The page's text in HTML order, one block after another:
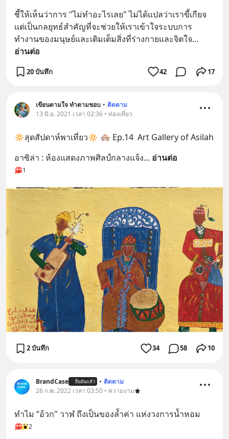
ชี้ให้เห็นว่าการ "ไม่ทำอะไรเลย" ไม่ได้แปลว่าเราขี้เกียจ
แต่เป็นกลยุทธ์สำคัญที่จะช่วยให้เราเข้าใจระบบการ
ทำงานของมนุษย์และเติมเต็มสิ่งที่ร่างกายและจิตใจ
อ่านต่อ
20 บันทึก 42 17
เขียนตามใจ ทำตามชอบ • ติดตาม
13 มิ.ย. 2021 เวลา 02:36 • ท่องเที่ยว
🔅สุดสัปดาห์พาเที่ยว🔅 🏘 Ep.14  Art Gallery of Asilah
อาซิล่า : ห้องแสดงภาพศิลป์กลางแจ้ง... อ่านต่อ
1
2 บันทึก 34 58 10
BrandCase ยืนยันแล้ว • ติดตาม
26 ก.พ. 2022 เวลา 03:50 • ความงาม
ทำไม “อ้วก" วาฬ ถึงเป็นของล้ำค่า แห่งวงการน้ำหอม
2